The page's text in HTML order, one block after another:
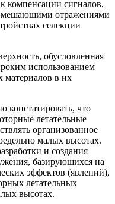
компенсации сигналов,
мешающими отражениями
селекции
обусловленная
использованием
в их
констатировать, что
летательные
организованное
малых высотах.
и создания
базирующихся на
эффектов (явлений),
летательных
высотах.